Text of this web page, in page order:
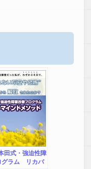
田式・強迫性障
グラム リカバ